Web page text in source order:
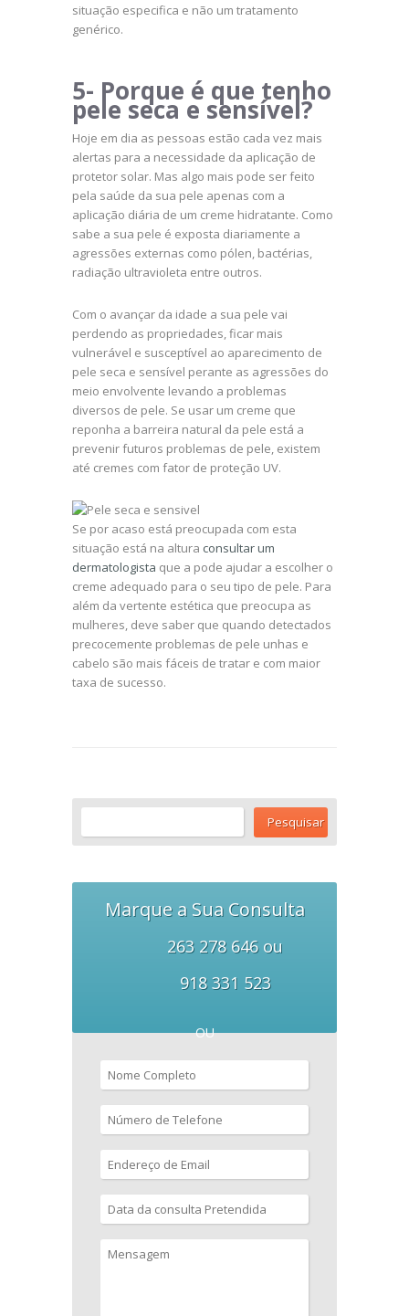
situação especifica e não um tratamento
genérico.
5- Porque é que tenho
pele seca e sensível?
Hoje em dia as pessoas estão cada vez mais
alertas para a necessidade da aplicação de
protetor solar. Mas algo mais pode ser feito
pela saúde da sua pele apenas com a
aplicação diária de um creme hidratante. Como
sabe a sua pele é exposta diariamente a
agressões externas como pólen, bactérias,
radiação ultravioleta entre outros.
Com o avançar da idade a sua pele vai
perdendo as propriedades, ficar mais
vulnerável e susceptível ao aparecimento de
pele seca e sensível perante as agressões do
meio envolvente levando a problemas
diversos de pele. Se usar um creme que
reponha a barreira natural da pele está a
prevenir futuros problemas de pele, existem
até cremes com fator de proteção UV.
Se por acaso está preocupada com esta
situação está na altura consultar um
dermatologista que a pode ajudar a escolher o
creme adequado para o seu tipo de pele. Para
além da vertente estética que preocupa as
mulheres, deve saber que quando detectados
precocemente problemas de pele unhas e
cabelo são mais fáceis de tratar e com maior
taxa de sucesso.
Marque a Sua Consulta
263 278 646 ou
918 331 523
OU